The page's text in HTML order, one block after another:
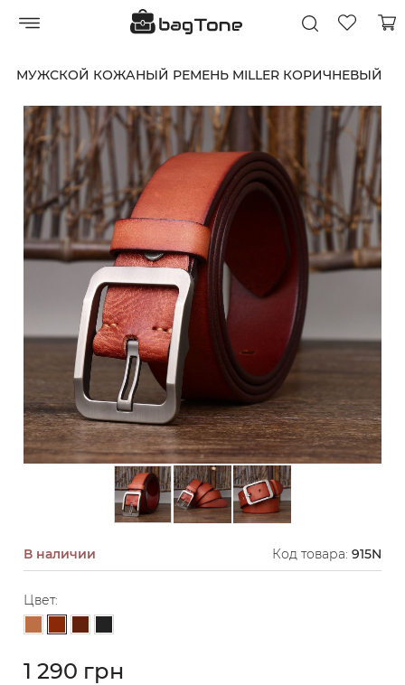
МУЖСКОЙ КОЖАНЫЙ РЕМЕНЬ MILLER КОРИЧНЕВЫЙ
В наличии Код товара: 915N
Цвет:
1 290 грн